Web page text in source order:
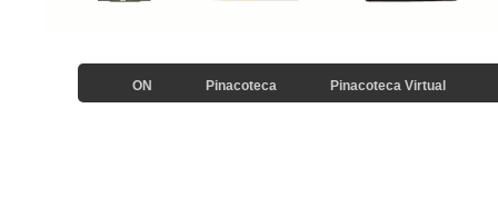
ON Pinacoteca Pinacoteca Virtual